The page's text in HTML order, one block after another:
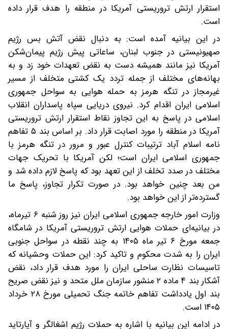
استقرار ارتش تروریستی آمریکا در منطقه را هدف قرار داده
است.
در این بیانیه آمده است: به دنبال نقض آتش بس رژیم
صهیونیستی در جنوب لبنان، ساعاتی پیش رژیم پیمان‌شکن
آمریکا نیز مانند همیشه دست به نقض تعهدات خود زد و به
بهانه‌های مختلف از جمله تردد یک کشتی متخلف از مسیر
غیرمجاز در تنگه هرمز به حمله هوایی به سواحل جمهوری
اسلامی ایران اقدام کرد. ️نیروی دریایی سپاه پاسداران انقلاب
اسلامی در پاسخ به این تجاوز نقاط استقرار ارتش تروریستی
آمریکا در منطقه را مورد اصابت قرار داد. بر اساس بند ۵ تفاهم
نامه اسلام آباد ترتیبات کنترل عبور و مرور در تنگه هرمز با
جمهوری اسلامی ایران است؛ لکن آمریکا با تحریک جهات
مختلف در صدد تخلف از این تعهد بود که پاسخ لازم داده شد و
من بعد چنین خواهد بود. در صورت تکرار تجاوز، پاسخ ما
گسترده‌تر از این خواهد بود.
وزارت امور خارجه جمهوری اسلامی ایران نیز روز شنبه ۶ تیرماه،
در بیانیه‌ای حملات هوایی ارتش تروریستی آمریکا در شامگاه
جمعه مورخ ۶ تیر ماه ۱۴۰۵ به چند نقطه در سواحل جنوبی
ایران را به شدت محکوم و تاکید کرد: این حملات وحشیانه که
تاسیسات نظارت ساحلی ایران را مورد هدف قرار داد، نقض
آشکار بند ۴ ماده ۲ منشور سازمان ملل متحد و نیز نقض صریح
بند اول یادداشت تفاهم خاتمه جنگ تحمیلی مورخ ۲۸ خرداد
۱۴۰۵ است.
در ادامه این بیانیه با اشاره به حملات رژیم اشغالگر و آپارتاید